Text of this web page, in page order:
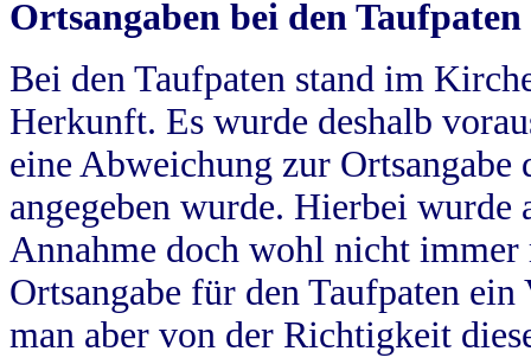
Ortsangaben bei den Taufpaten
Bei den Taufpaten stand im
Herkunft. Es wurde deshalb
eine Abweichung zur
angegeben wurde. Hierbei wurde
Annahme doch wohl nicht
Ortsangabe für den Taufpaten
man aber von der Richtigkeit